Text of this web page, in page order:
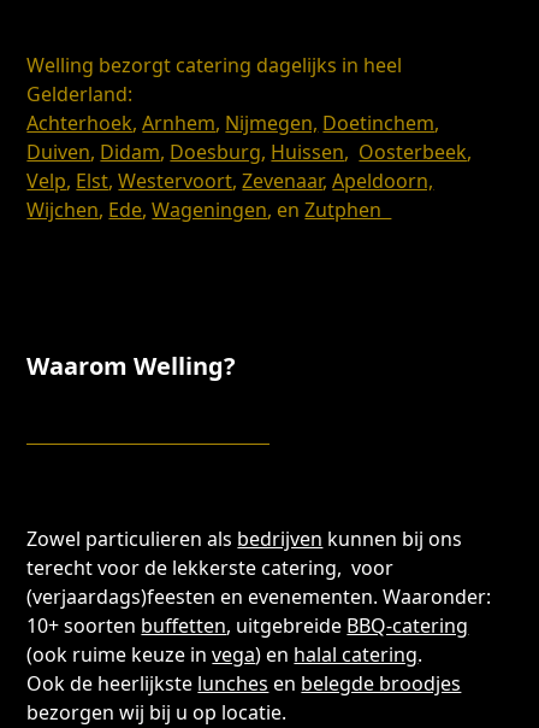
Welling bezorgt catering dagelijks in heel
Gelderland:
Achterhoek,Arnhem, Nijmegen, Doetinchem,
Duiven, Didam, Doesburg, Huissen, Oosterbeek,
Velp, Elst,Westervoort,Zevenaar,Apeldoorn,
Wijchen, Ede,Wageningen, enZutphen
Waarom Welling?
Zowel particulieren als bedrijven kunnen bij ons
terecht voor de lekkerste catering, voor
(verjaardags)feesten en evenementen. Waaronder:
10+ soorten buffetten, uitgebreide BBQ-catering
(ook ruime keuze invega) en halal catering.
Ook de heerlijkste lunches en belegde broodjes
bezorgen wij bij u op locatie.